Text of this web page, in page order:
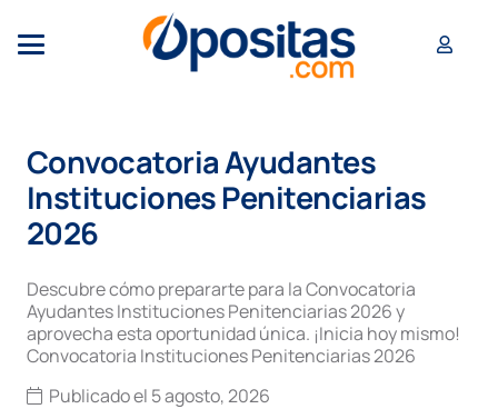
Convocatoria Ayudantes
Instituciones Penitenciarias
2026
Descubre cómo prepararte para la Convocatoria
Ayudantes Instituciones Penitenciarias 2026 y
aprovecha esta oportunidad única. ¡Inicia hoy mismo!
Convocatoria Instituciones Penitenciarias 2026
Publicado el 5 agosto, 2026